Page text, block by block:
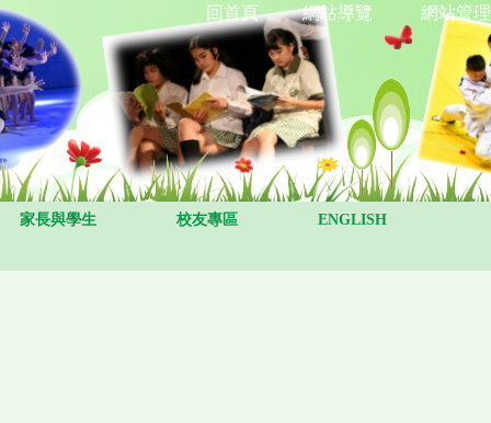
回首頁 網站導覽 網站管理
家長與學生 校友專區 ENGLISH